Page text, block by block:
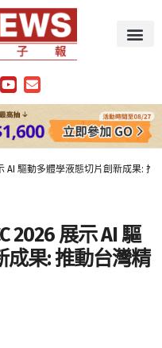
AI 驅動多體學液態切片創新成果: 推
2026 展示 AI 驅
果: 推動台灣精